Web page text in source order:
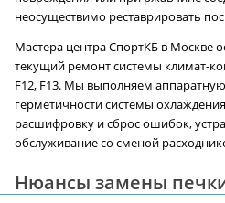
неосуществимо реставрировать
Мастера центра СпортКБ в Москве
текущий ремонт системы климат-
F12, F13. Мы выполняем
герметичности системы
расшифровку и сброс ошибок,
обслуживание со сменой
Нюансы замены печки